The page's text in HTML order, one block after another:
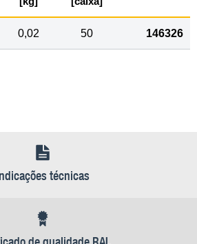
0,02 50 146326
técnicas